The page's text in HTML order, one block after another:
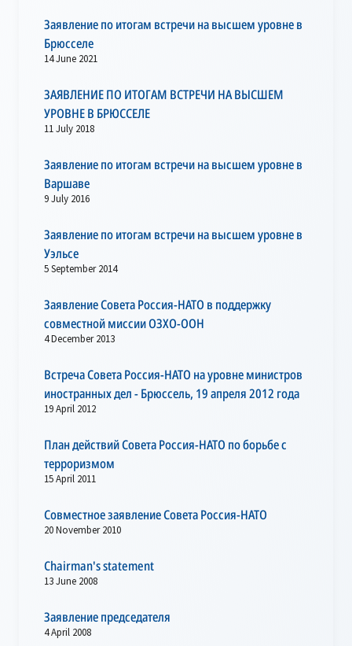
Заявление по итогам встречи на высшем уровне в
Брюсселе
14 June 2021
ЗАЯВЛЕНИЕ ПО ИТОГАМ ВСТРЕЧИ НА ВЫСШЕМ
УРОВНЕ В БРЮССЕЛЕ
11 July 2018
Заявление по итогам встречи на высшем уровне в
Варшаве
9 July 2016
Заявление по итогам встречи на высшем уровне в
Уэльсе
5 September 2014
Заявление Совета Россия-НАТО в поддержку
совместной миссии ОЗХО-ООН
4 December 2013
Встреча Совета Россия-НАТО на уровне министров
иностранных дел - Брюссель, 19 апреля 2012 года
19 April 2012
План действий Совета Россия-НАТО по борьбе с
терроризмом
15 April 2011
Совместное заявление Совета Россия-НАТО
20 November 2010
Chairman's statement
13 June 2008
Заявление председателя
4 April 2008